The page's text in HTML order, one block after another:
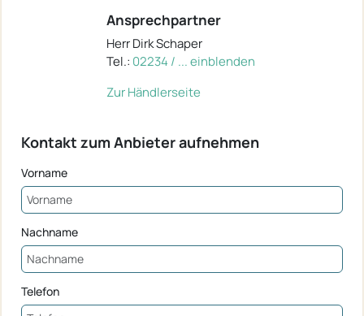
Ansprechpartner
Herr Dirk Schaper
Tel.: 02234 / ... einblenden
Zur Händlerseite
Kontakt zum Anbieter aufnehmen
Vorname
Nachname
Telefon